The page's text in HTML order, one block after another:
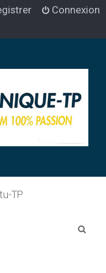
Connexion
TP